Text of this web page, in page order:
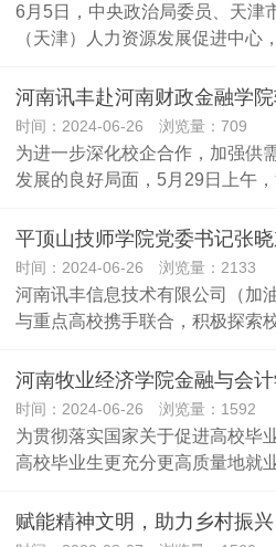
6月5日，中央政治局委员、天津
（天津）人力资源发展促进中心
时间：2024-06-26 浏览量：709
为进一步深化校企合作，加强供
发展的良好局面，5月29日上午
时间：2024-06-26 浏览量：2133
河南讯丰信息技术有限公司（加
与重点高校携手联合，积极探索
时间：2024-06-26 浏览量：1592
为贯彻落实国家关于促进高校毕
高校毕业生更充分更高质量地就
赋能精神文明，助力乡村振